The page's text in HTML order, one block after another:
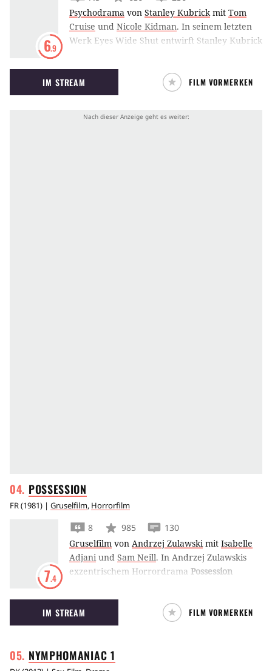
6.9
Psychodrama von Stanley Kubrickmit Tom
Cruise und Nicole Kidman. In seinem letzten
Werk Eyes Wide Shut entwirft Stanley Kubrick
Traumnovelle ein erotisches Drama mit
tiefenpsychologischem Ansatz.
IM STREAM FILM VORMERKEN
POSSESSION
FR(1981) | Gruselfilm, Horrorfilm
7.4
8 985
130
Gruselfilm von Andrzej Zulawski mit Isabelle
Adjani und Sam Neill. In Andrzej Zulawskis
exzentrischem Horrordrama Possession
Isabelle Adjani in Hass, Eifersucht und
Wahnsinn vor dem Hintergrund der Berliner
Mauer.
IM STREAM FILM VORMERKEN
NYMPHOMANIAC 1